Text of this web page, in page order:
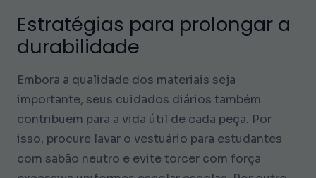
Estratégias para prolongar a
durabilidade
Embora a qualidade dos materiais seja
importante, seus cuidados diários também
contribuem para a vida útil de cada peça. Por
isso, procure lavar o vestuário para estudantes
com sabão neutro e evite torcer com força